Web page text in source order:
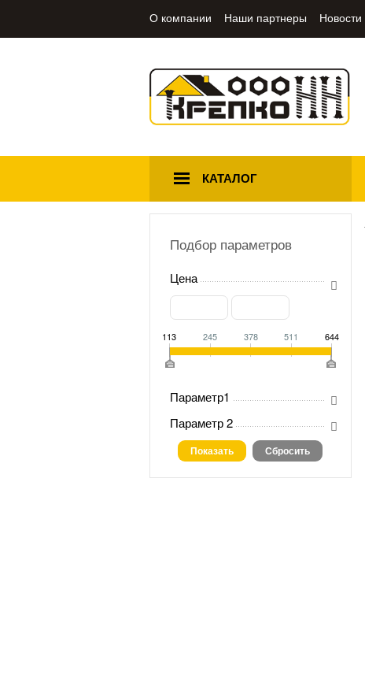
О компании Наши партнеры Новости
КАТАЛОГ
Подбор параметров
Цена
113 245 378 511 644
Параметр1
Параметр 2